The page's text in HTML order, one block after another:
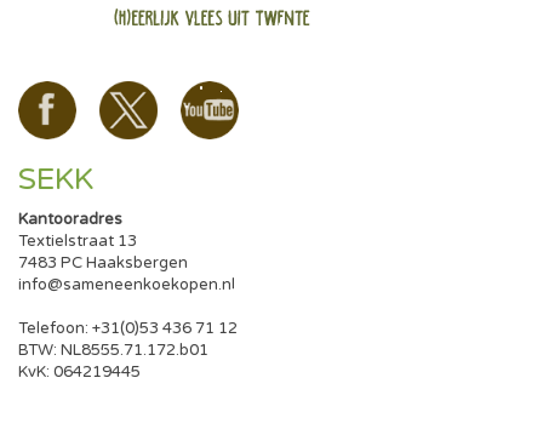
SEKK
Kantooradres
Textielstraat 13
7483 PC Haaksbergen
info@sameneenkoekopen.nl
Telefoon: +31(0)53 436 71 12
BTW: NL8555.71.172.b01
KvK: 064219445